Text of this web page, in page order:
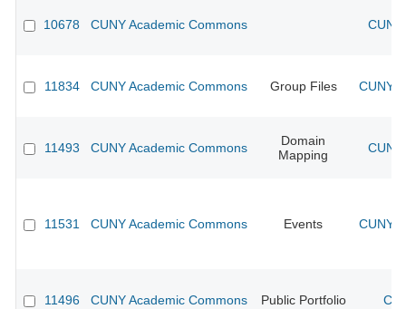
10678 CUNY Academic Commons
11834 CUNY Academic Commons Group Files CUNY
11493 CUNY Academic Commons
Domain
Mapping
11531 CUNY Academic Commons Events CUNY
11496 CUNY Academic Commons Public Portfolio